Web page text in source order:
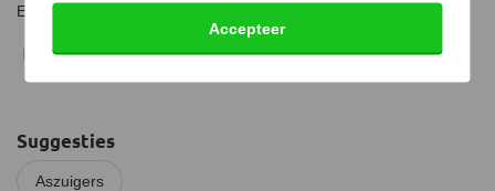
Een normale stofzuiger wordt op de aszuiger gezet om te dienen
als motor. Hierdoor behoud je de kwaliteit van de stofzuiger
doordat het as in de aszuiger belandt. De aszuiger is gemakkelijk
te gebruiken, je sluit een stofzuiger op de aszuiger aan en het as
Bekijk volledige beschrijving
Suggesties
Aszuigers
Accepteer